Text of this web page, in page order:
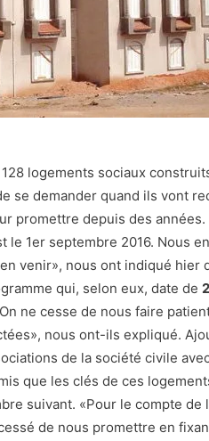
logements sociaux
se demander quand ils vont
promettre depuis des
1er septembre 2016. Nous
venir», nous ont indiqué hier
qui, selon eux, date de
ne cesse de nous faire
nous ont-ils expliqué.
de la société civile
que les clés de ces
suivant. «Pour le compte de
de nous promettre en